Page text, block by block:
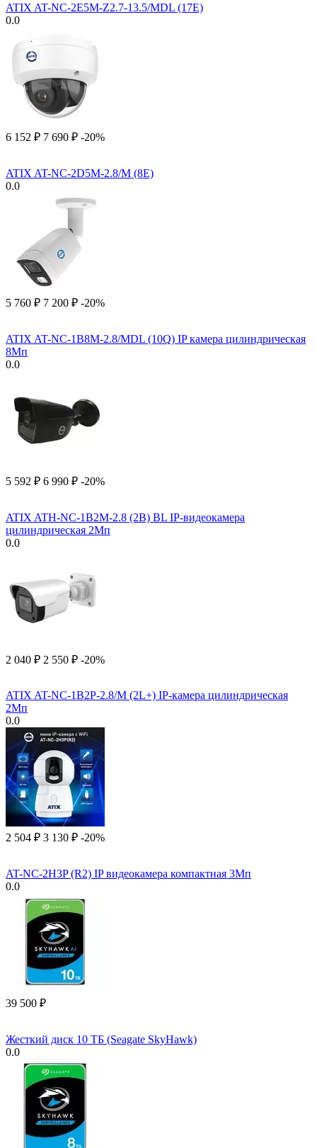
ATIX AT-NC-2E5M-Z2.7-13.5/MDL (17E)
0.0
6 152 ₽ 7 690 ₽ -20%
ATIX AT-NC-2D5M-2.8/M (8E)
0.0
5 760 ₽ 7 200 ₽ -20%
ATIX AT-NC-1B8M-2.8/MDL (10Q) IP камера цилиндрическая
8Мп
0.0
5 592 ₽ 6 990 ₽ -20%
ATIX ATH-NC-1B2M-2.8 (2B) BL IP-видеокамера
цилиндрическая 2Мп
0.0
2 040 ₽ 2 550 ₽ -20%
ATIX AT-NC-1B2P-2.8/M (2L+) IP-камера цилиндрическая
2Мп
0.0
2 504 ₽ 3 130 ₽ -20%
AT-NC-2H3P (R2) IP видеокамера компактная 3Мп
0.0
39 500 ₽
Жесткий диск 10 ТБ (Seagate SkyHawk)
0.0